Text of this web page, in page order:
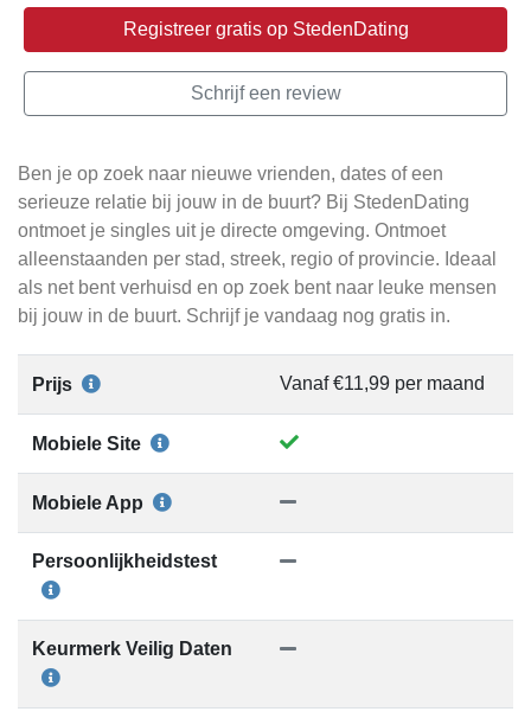
Registreer gratis op StedenDating
Schrijf een review
Ben je op zoek naar nieuwe vrienden, dates of een
serieuze relatie bij jouw in de buurt? Bij StedenDating
ontmoet je singles uit je directe omgeving. Ontmoet
alleenstaanden per stad, streek, regio of provincie. Ideaal
als net bent verhuisd en op zoek bent naar leuke mensen
bij jouw in de buurt. Schrijf je vandaag nog gratis in.
Prijs Vanaf €11,99 per maand
Mobiele Site
Mobiele App
Persoonlijkheidstest
Keurmerk Veilig Daten